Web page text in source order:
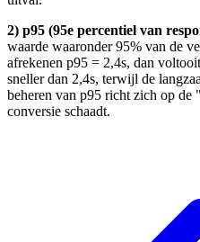
2) p95 (95e percentiel van
waarde waaronder 95% van de
afrekenen p95 = 2,4s, dan
sneller dan 2,4s, terwijl de
beheren van p95 richt zich op
conversie schaadt.